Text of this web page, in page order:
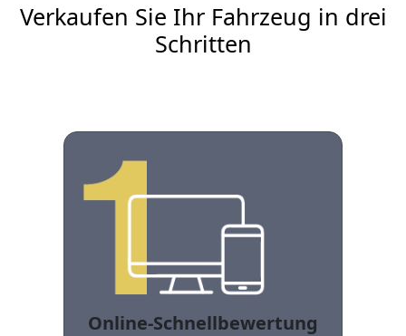
Verkaufen Sie Ihr Fahrzeug in drei
Schritten
Online-Schnellbewertung